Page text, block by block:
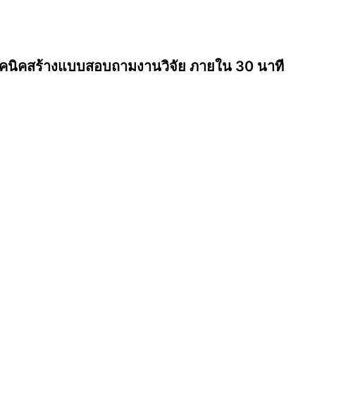
นิคสร้างแบบสอบถามงานวิจัย ภายใน 30 นาที